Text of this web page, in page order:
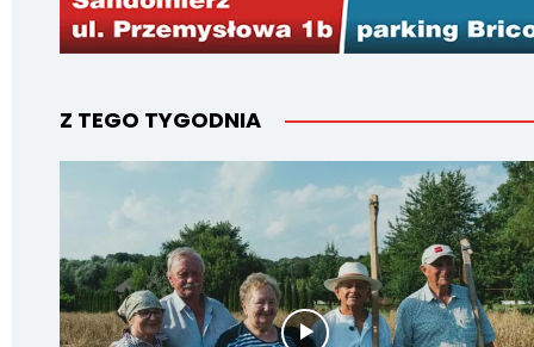
Z TEGO TYGODNIA